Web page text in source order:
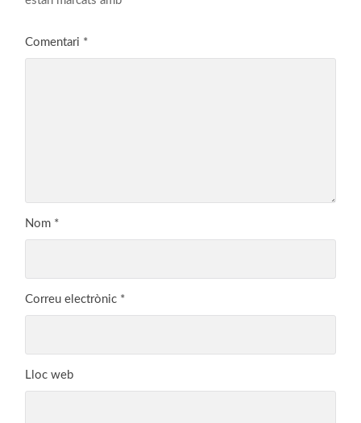
Comentari *
Nom *
Correu electrònic *
Lloc web